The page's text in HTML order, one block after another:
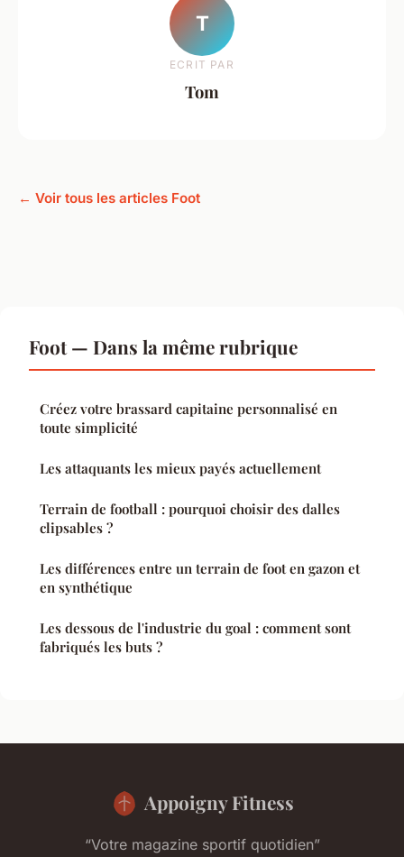
T
ECRIT PAR
Tom
← Voir tous les articles Foot
Foot — Dans la même rubrique
Créez votre brassard capitaine personnalisé en
toute simplicité
Les attaquants les mieux payés actuellement
Terrain de football : pourquoi choisir des dalles
clipsables ?
Les différences entre un terrain de foot en gazon et
en synthétique
Les dessous de l'industrie du goal : comment sont
fabriqués les buts ?
Appoigny Fitness
“Votre magazine sportif quotidien”